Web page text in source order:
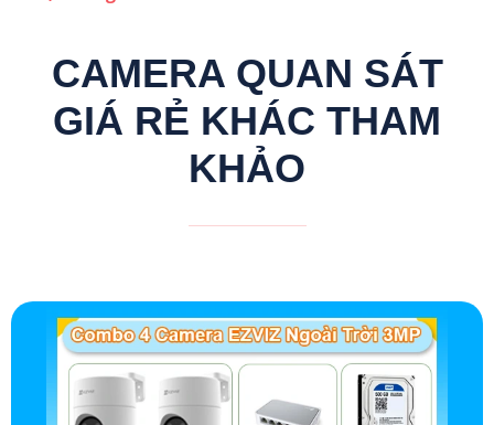
CAMERA QUAN SÁT
GIÁ RẺ KHÁC THAM
KHẢO